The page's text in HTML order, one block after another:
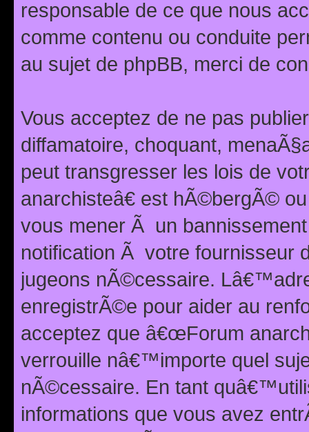
responsable de ce que nous
comme contenu ou conduite
au sujet de phpBB, merci de
Vous acceptez de ne pas
diffamatoire, choquant,
peut transgresser les lois de
anarchisteâ€ est hÃ©bergÃ©
vous mener Ã un
notification Ã votre fournisseur
jugeons nÃ©cessaire.
enregistrÃ©e pour aider au
acceptez que â€œForum
verrouille nâ€™importe quel
nÃ©cessaire. En tant
informations que vous avez